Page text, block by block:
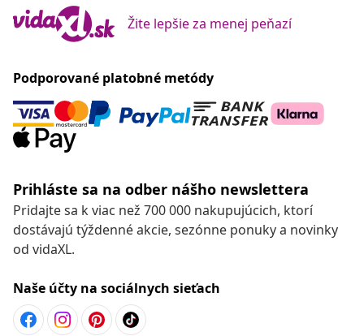
Žite lepšie za menej peňazí
Podporované platobné metódy
Prihláste sa na odber nášho newslettera
Pridajte sa k viac než 700 000 nakupujúcich, ktorí
dostávajú týždenné akcie, sezónne ponuky a novinky
od vidaXL.
Naše účty na sociálnych sieťach